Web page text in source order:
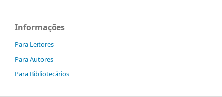
Informações
Para Leitores
Para Autores
Para Bibliotecários